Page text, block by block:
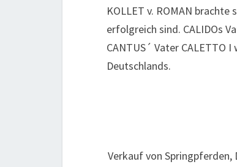
KOLLET v. ROMAN brachte
erfolgreich sind. CALIDOs
CANTUS´ Vater CALETTO
Deutschlands.
Verkauf von